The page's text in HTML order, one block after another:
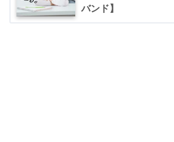
バンド】